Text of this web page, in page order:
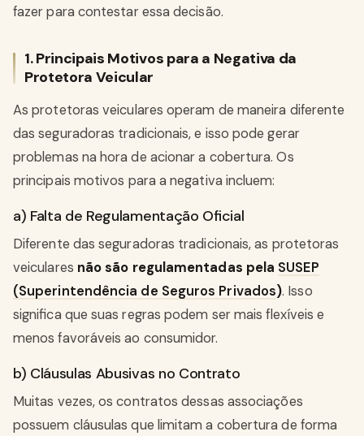
fazer para contestar essa decisão.
1. Principais Motivos para a Negativa da
Protetora Veicular
As protetoras veiculares operam de maneira diferente
das seguradoras tradicionais, e isso pode gerar
problemas na hora de acionar a cobertura. Os
principais motivos para a negativa incluem:
a) Falta de Regulamentação Oficial
Diferente das seguradoras tradicionais, as protetoras
veiculares não são regulamentadas pela SUSEP
(Superintendência de Seguros Privados). Isso
significa que suas regras podem ser mais flexíveis e
menos favoráveis ao consumidor.
b) Cláusulas Abusivas no Contrato
Muitas vezes, os contratos dessas associações
possuem cláusulas que limitam a cobertura de forma